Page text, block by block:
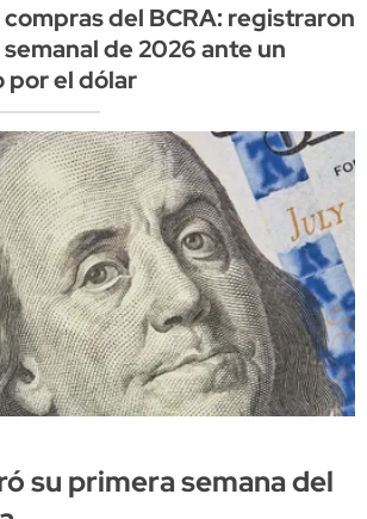
del BCRA: registraron
de 2026 ante un
por el dólar
su primera semana del